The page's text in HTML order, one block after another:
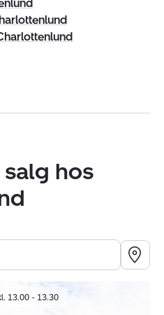
hos
13.00 - 13.30